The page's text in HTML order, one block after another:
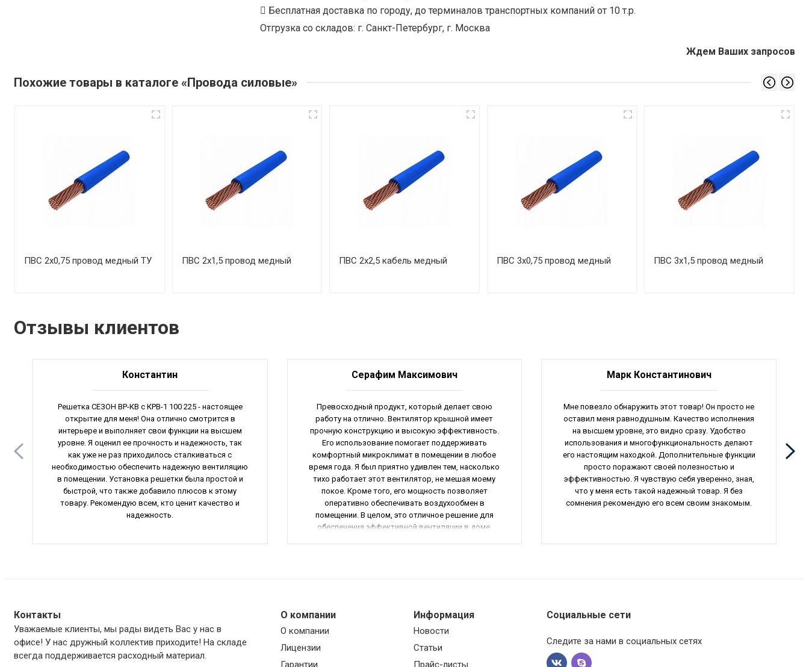
Бесплатная доставка по городу, до терминалов транспортных компаний от 10 т.р.
Отгрузка со складов: г. Санкт-Петербург, г. Москва
Ждем Ваших запросов
Похожие товары в каталоге «Провода силовые»
ПВС 2х0,75 провод медный ТУ ПВС 2х1,5 провод медный ПВС 2х2,5 кабель медный ПВС 3х0,75 провод медный ПВС 3х1,5 провод медный
Отзывы клиентов
Константин
Решетка СЕЗОН ВР-КВ с КРВ-1 100 225 - настоящее
открытие для меня! Она отлично смотрится в
интерьере и выполняет свои функции на высшем
уровне. Я оценил ее прочность и надежность, так
как уже не раз приходилось сталкиваться с
необходимостью обеспечить надежную вентиляцию
в помещении. Установка решетки была простой и
быстрой, что также добавило плюсов к этому
товару. Рекомендую всем, кто ценит качество и
надежность.
Серафим Максимович
Превосходный продукт, который делает свою
работу на отлично. Вентилятор крышной имеет
прочную конструкцию и высокую эффективность.
Его использование помогает поддерживать
комфортный микроклимат в помещении в любое
время года. Я был приятно удивлен тем, насколько
тихо работает этот вентилятор, не мешая моему
покое. Кроме того, его мощность позволяет
оперативно обеспечивать воздухообмен в
помещении. В целом, это отличное решение для
обеспечения эффективной вентиляции в доме.
Марк Константинович
Мне повезло обнаружить этот товар! Он просто не
оставил меня равнодушным. Качество исполнения
на высшем уровне, это видно сразу. Удобство
использования и многофункциональность делают
его настоящим находкой. Дополнительные функции
просто поражают своей полезностью и
эффективностью. Я чувствую себя уверенно, зная,
что у меня есть такой надежный товар. Я без
сомнения рекомендую его всем своим знакомым.
Контакты
Уважаемые клиенты, мы рады видеть Вас у нас в
офисе! У нас дружный коллектив приходите! На складе
всегда поддерживается расходный материал.
О компании
О компании
Лицензии
Гарантии
Информация
Новости
Статьи
Прайс-листы
Социальные сети
Следите за нами в социальных сетях